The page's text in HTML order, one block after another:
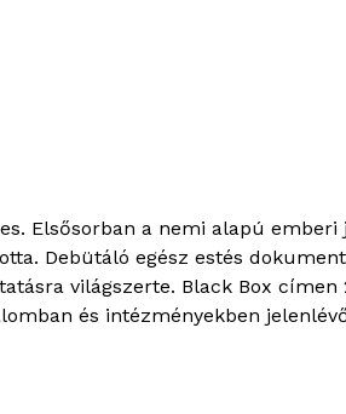
Elsősorban a nemi alapú
Debütáló egész estés
világszerte. Black Box
és intézményekben